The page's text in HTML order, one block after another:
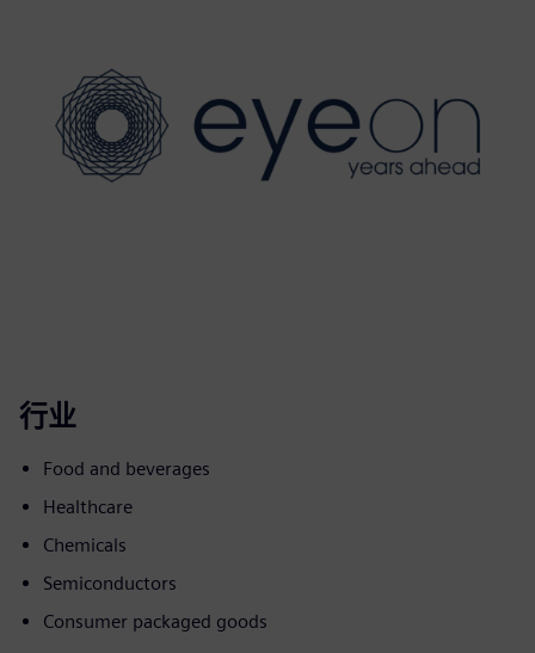
行业
Food and beverages
Healthcare
Chemicals
Semiconductors
Consumer packaged goods